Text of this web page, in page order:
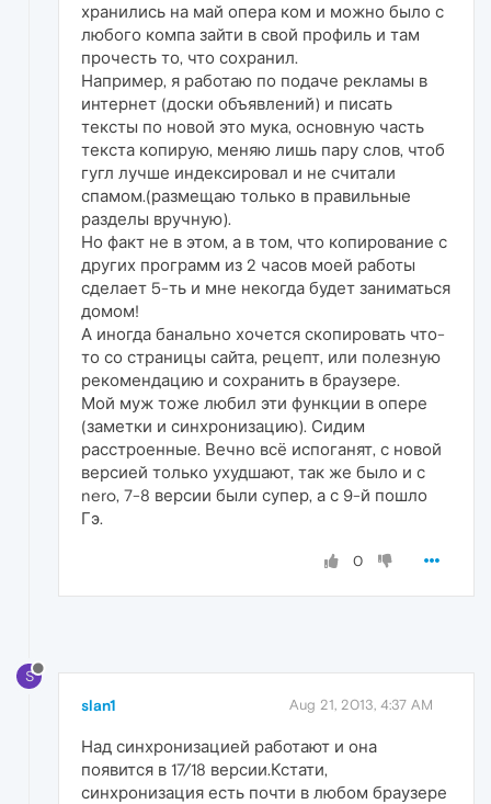
хранились на май опера ком и можно было с
любого компа зайти в свой профиль и там
прочесть то, что сохранил.
Например, я работаю по подаче рекламы в
интернет (доски объявлений) и писать
тексты по новой это мука, основную часть
текста копирую, меняю лишь пару слов, чтоб
гугл лучше индексировал и не считали
спамом.(размещаю только в правильные
разделы вручную).
Но факт не в этом, а в том, что копирование с
других программ из 2 часов моей работы
сделает 5-ть и мне некогда будет заниматься
домом!
А иногда банально хочется скопировать что-
то со страницы сайта, рецепт, или полезную
рекомендацию и сохранить в браузере.
Мой муж тоже любил эти функции в опере
(заметки и синхронизацию). Сидим
расстроенные. Вечно всё испоганят, с новой
версией только ухудшают, так же было и с
nero, 7-8 версии были супер, а с 9-й пошло
Гэ.
0
S
slan1 Aug 21, 2013, 4:37 AM
Над синхронизацией работают и она
появится в 17/18 версии.Кстати,
синхронизация есть почти в любом браузере